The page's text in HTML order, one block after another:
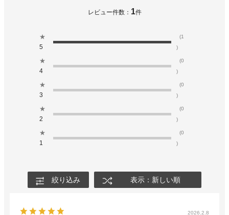
レビュー件数： 1件
★
5
(1
)
★
4
(0
)
★
3
(0
)
★
2
(0
)
★
1
(0
)
絞り込み 表示：新しい順
2026.2.8